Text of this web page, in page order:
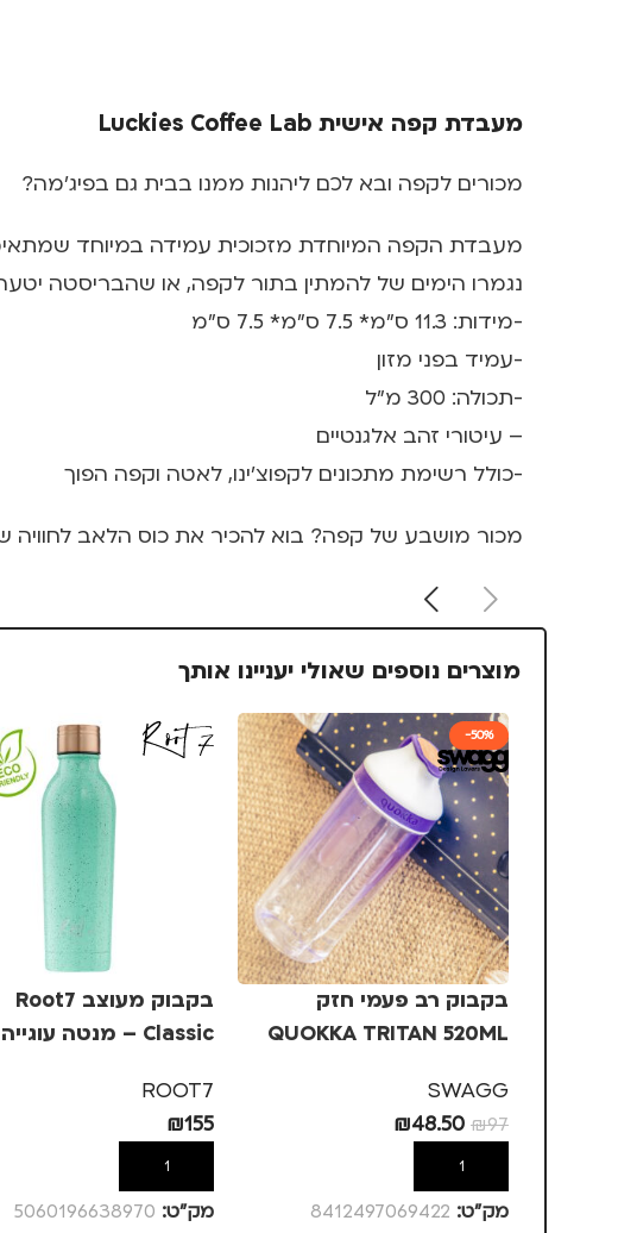
מעבדת קפה אישית Luckies Coffee Lab
מכורים לקפה ובא לכם ליהנות ממנו בבית גם בפיג'מה?
מעבדת הקפה המיוחדת מזכוכית עמידה במיוחד
נגמרו הימים של להמתין בתור לקפה, או שהבריסטה
-מידות: 11.3 ס"מ* 7.5 ס"מ* 7.5 ס"מ
-עמיד בפני מזון
-תכולה: 300 מ"ל
– עיטורי זהב אלגנטיים
-כולל רשימת מתכונים לקפוצ'ינו, לאטה וקפה הפוך
מכור מושבע של קפה? בוא להכיר את כוס הלאב
מוצרים נוספים שאולי יעניינו אותך
-50%
בקבוק רב פעמי חזק
QUOKKA TRITAN 520ML
SWAGG
₪97
₪48.50
הוספה לסל
מק”ט: 8412497069422
בקבוק מעוצב Root7
Classic – מנטה עוגייה
ROOT7
₪155
הוספה לסל
מק”ט: 5060196638970